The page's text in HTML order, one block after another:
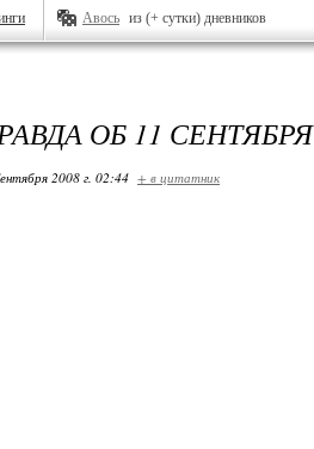
Авось из (+ сутки) дневников
ОБ 11 СЕНТЯБРЯ
2008 г. 02:44 + в цитатник